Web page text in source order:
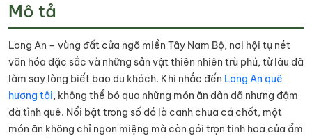
Mô tả
Long An – vùng đất cửa ngõ miền Tây Nam Bộ, nơi hội tụ nét
văn hóa đặc sắc và những sản vật thiên nhiên trù phú, từ lâu đã
làm say lòng biết bao du khách. Khi nhắc đến Long An quê
hương tôi, không thể bỏ qua những món ăn dân dã nhưng đậm
đà tình quê. Nổi bật trong số đó là canh chua cá chốt, một
món ăn không chỉ ngon miệng mà còn gói trọn tinh hoa của ẩm